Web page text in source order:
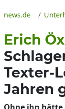
news.de
Erich
Texter-
Jahren